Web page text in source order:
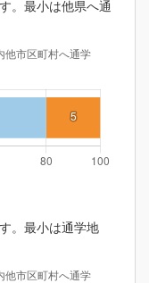
。最小は他県へ通
。最小は通学地